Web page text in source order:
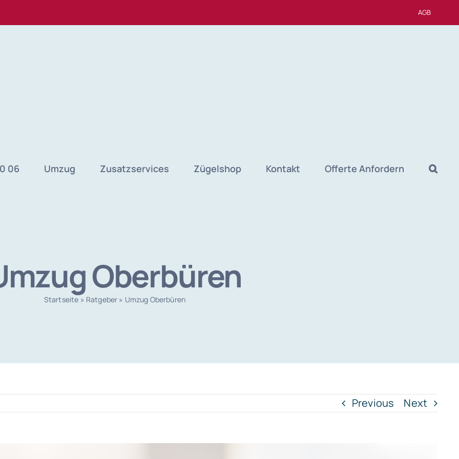
AGB
06 Umzug Zusatzservices Zügelshop Kontakt Offerte Anfordern
Oberbüren
Startseite » Ratgeber » Umzug Oberbüren
Previous Next